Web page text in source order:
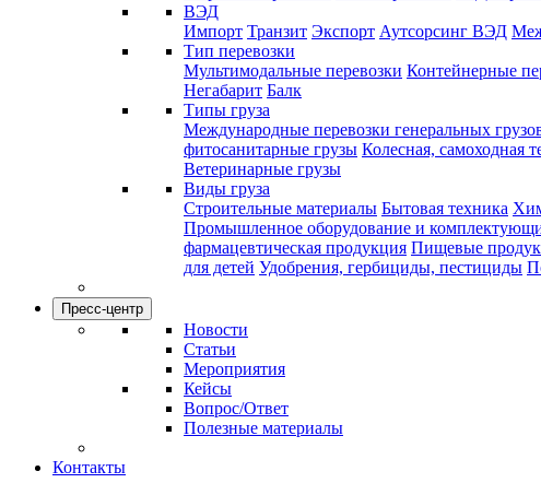
ВЭД
Импорт Транзит Экспорт Аутсорсинг ВЭД
Тип перевозки
Мультимодальные перевозки Контейнерные
Негабарит Балк
Типы груза
Международные перевозки генеральных
фитосанитарные грузы Колесная, самоходная
Ветеринарные грузы
Виды груза
Строительные материалы Бытовая техника
Промышленное оборудование и
фармацевтическая продукция Пищевые
для детей Удобрения, гербициды, пестициды
Пресс-центр
Новости
Статьи
Мероприятия
Кейсы
Вопрос/Ответ
Полезные материалы
Контакты